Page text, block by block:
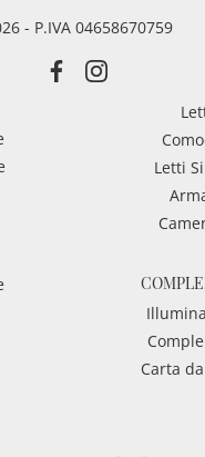
- P.IVA 04658670759
Letti
Carta